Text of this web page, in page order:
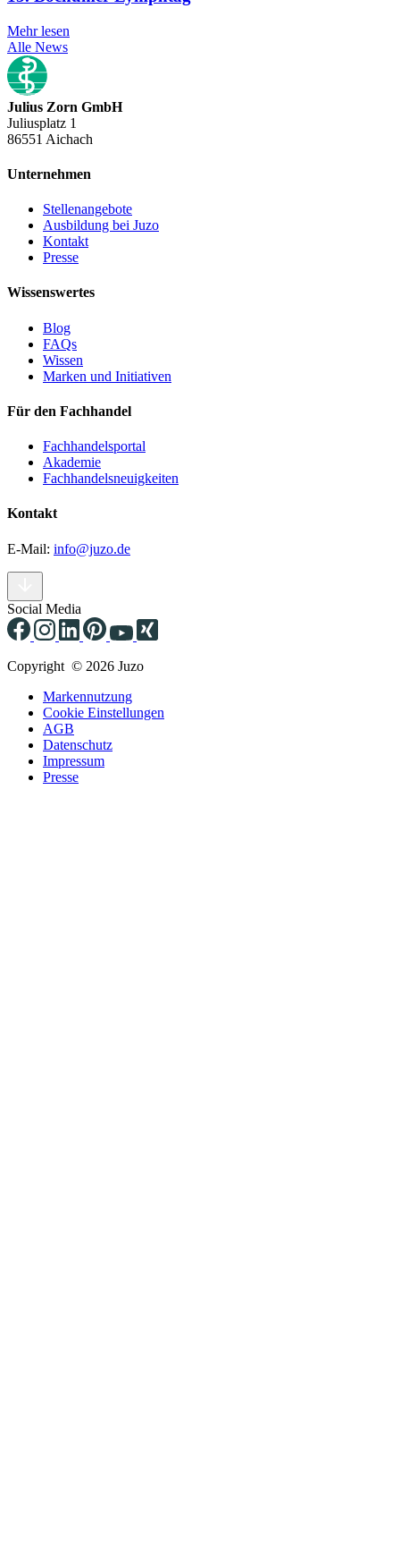
Mehr lesen
Alle News
Julius Zorn GmbH
Juliusplatz 1
86551 Aichach
Unternehmen
Stellenangebote
Ausbildung bei Juzo
Kontakt
Presse
Wissenswertes
Blog
FAQs
Wissen
Marken und Initiativen
Für den Fachhandel
Fachhandelsportal
Akademie
Fachhandelsneuigkeiten
Kontakt
E-Mail: info@juzo.de
Social Media
Copyright © 2026 Juzo
Markennutzung
Cookie Einstellungen
AGB
Datenschutz
Impressum
Presse